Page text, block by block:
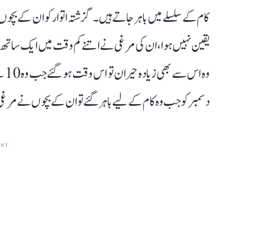
دسمبر کو جب وہ کام کے لیے باہر گئے تو ان کے بچوں نے